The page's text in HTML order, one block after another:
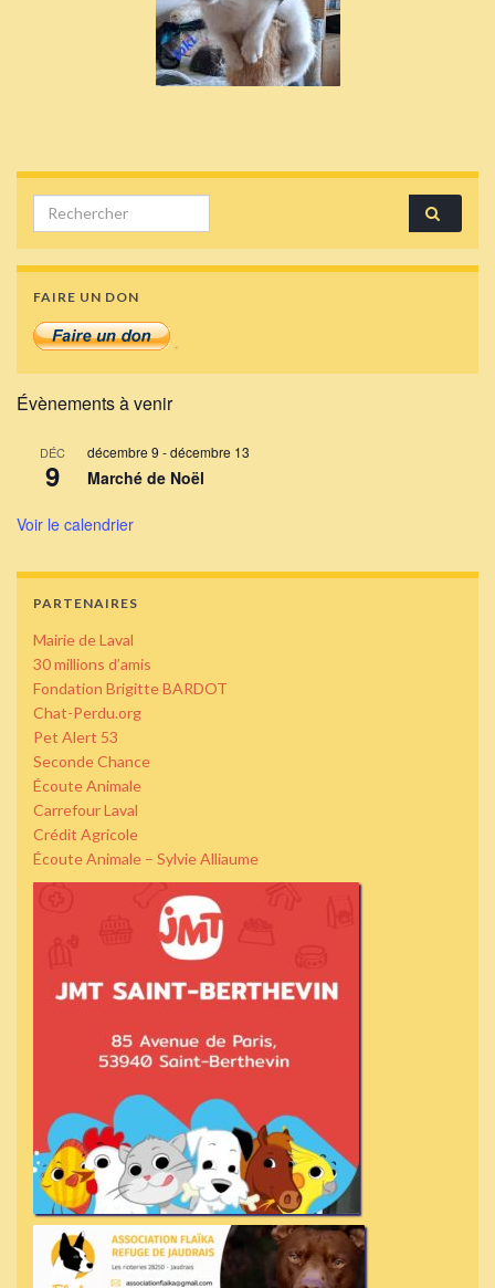
Search for:
FAIRE UN DON
Évènements à venir
DÉC
9
décembre 9 -décembre 13
Marché de Noël
Voir le calendrier
PARTENAIRES
Mairie de Laval
30 millions d’amis
Fondation Brigitte BARDOT
Chat-Perdu.org
Pet Alert 53
Seconde Chance
Écoute Animale
Carrefour Laval
Crédit Agricole
Écoute Animale – Sylvie Alliaume